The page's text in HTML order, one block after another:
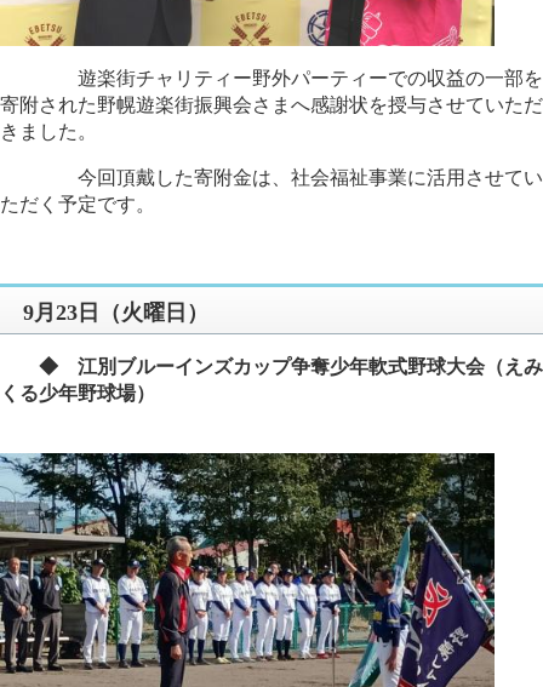
遊楽街チャリティー野外パーティーでの収益の一部を
寄附された​野幌遊楽街振興会さまへ感謝状を授与させていただ
きました。
今回頂戴した寄附金は、社会福祉事業に活用させてい
ただく予定です。
9月23日（火曜日）
◆ 江別ブルーインズカップ争奪少年軟式野球大会（えみ
くる少年野球場）